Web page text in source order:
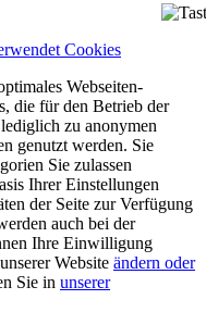
Cookies
Webseiten-
die für den Betrieb der
zu anonymen
genutzt werden. Sie
Sie zulassen
Ihrer Einstellungen
der Seite zur Verfügung
auch bei der
Ihre Einwilligung
Website ändern oder
Sie in unserer